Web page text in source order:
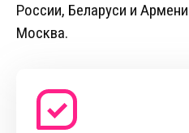
России, Беларуси и
Москва.